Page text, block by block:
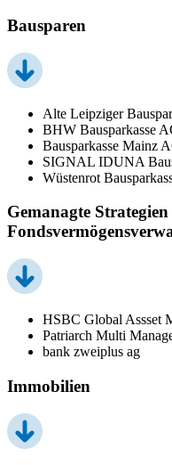
Bausparen
Alte Leipziger
BHW Bausparkasse
Bausparkasse Mainz
SIGNAL IDUNA
Wüstenrot
Gemanagte
HSBC Global Assset
Patriarch Multi
bank zweiplus ag
Immobilien